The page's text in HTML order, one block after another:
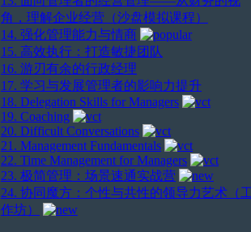
角，理解企业经营（沙盘模拟课程）
14. 强化管理能力与情商
15. 高效执行：打造敏捷团队
16. 游刃有余的行政经理
17. 学习与发展管理者的影响力提升
18. Delegation Skills for Managers
19. Coaching
20. Difficult Conversations
21. Management Fundamentals
22. Time Management for Managers
23. 极简管理：场景速通实战营
24. 协同魔方：个性与共性的领导力艺术（
作坊）